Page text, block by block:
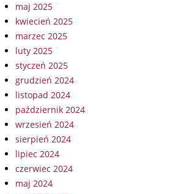
maj 2025
kwiecień 2025
marzec 2025
luty 2025
styczeń 2025
grudzień 2024
listopad 2024
październik 2024
wrzesień 2024
sierpień 2024
lipiec 2024
czerwiec 2024
maj 2024